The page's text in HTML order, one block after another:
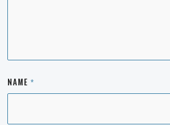
NAME *